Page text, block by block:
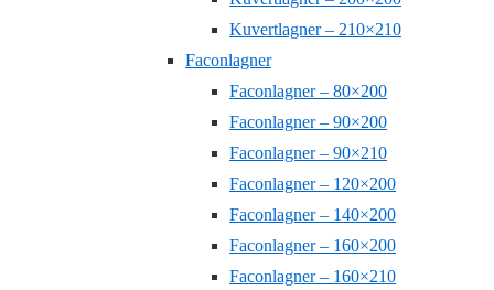
Kuvertlagner – 210×210
Faconlagner
Faconlagner – 80×200
Faconlagner – 90×200
Faconlagner – 90×210
Faconlagner – 120×200
Faconlagner – 140×200
Faconlagner – 160×200
Faconlagner – 160×210